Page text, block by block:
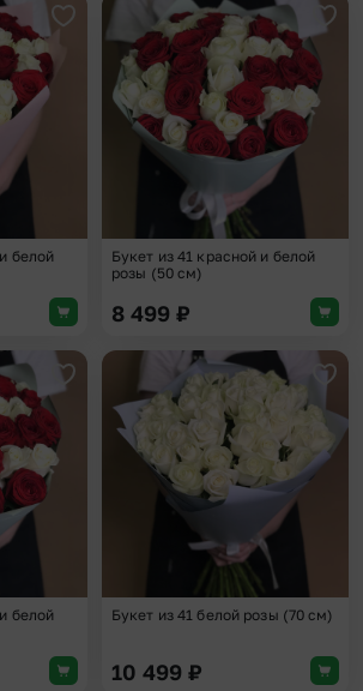
Добавить в избранное
белой
Букет из 41 красной и белой
розы (50 см)
8 499 ₽
Добавить в избранное
белой
Букет из 41 белой розы (70 см)
10 499 ₽